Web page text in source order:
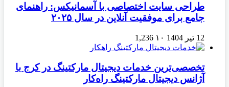
طراحی سایت اختصاصی با آسمانیکس: راهنمای
جامع برای موفقیت آنلاین در سال ۲۰۲۵
12 تیر 1404 ۱۰ 1,236
تخصصی‌ترین خدمات دیجیتال مارکتینگ در کرج با
آژانس دیجیتال مارکتینگ راه‌کار